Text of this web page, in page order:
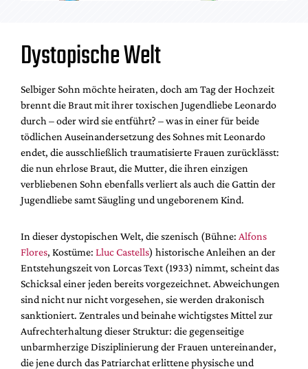
Dystopische Welt
Selbiger Sohn möchte heiraten, doch am Tag der Hochzeit
brennt die Braut mit ihrer toxischen Jugendliebe Leonardo
durch – oder wird sie entführt? – was in einer für beide
tödlichen Auseinandersetzung des Sohnes mit Leonardo
endet, die ausschließlich traumatisierte Frauen zurücklässt:
die nun ehrlose Braut, die Mutter, die ihren einzigen
verbliebenen Sohn ebenfalls verliert als auch die Gattin der
Jugendliebe samt Säugling und ungeborenem Kind.
In dieser dystopischen Welt, die szenisch (Bühne: Alfons
Flores, Kostüme: Lluc Castells) historische Anleihen an der
Entstehungszeit von Lorcas Text (1933) nimmt, scheint das
Schicksal einer jeden bereits vorgezeichnet. Abweichungen
sind nicht nur nicht vorgesehen, sie werden drakonisch
sanktioniert. Zentrales und beinahe wichtigstes Mittel zur
Aufrechterhaltung dieser Struktur: die gegenseitige
unbarmherzige Disziplinierung der Frauen untereinander,
die jene durch das Patriarchat erlittene physische und